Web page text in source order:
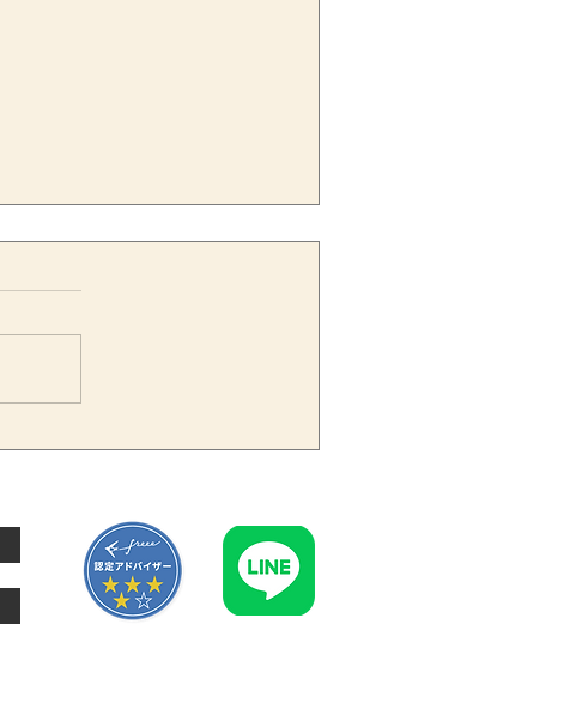
インボイス制度で免税事業者
る？飲食費1万円基準との関
係も解説